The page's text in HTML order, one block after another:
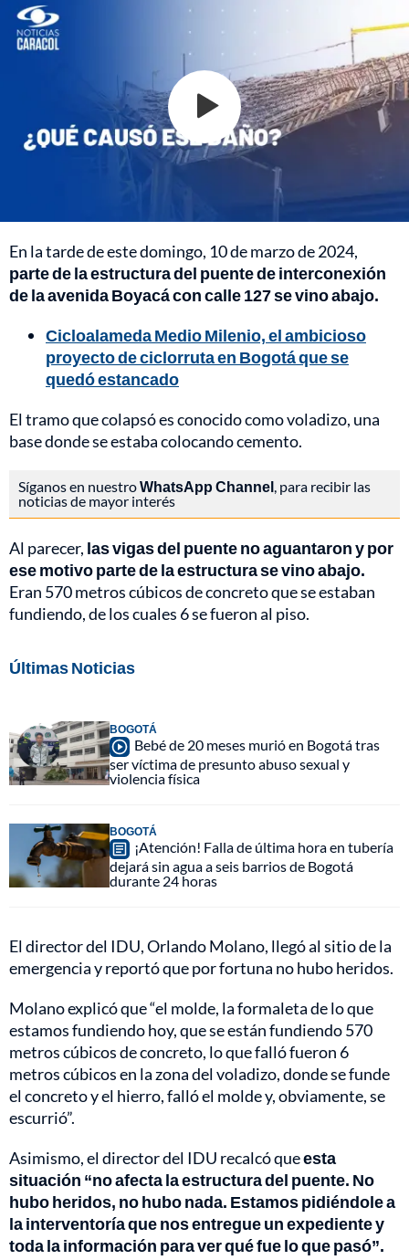
En la tarde de este domingo, 10 de marzo de 2024,
parte de la estructura del puente de interconexión
de la avenida Boyacá con calle 127 se vino abajo.
Cicloalameda Medio Milenio, el ambicioso
proyecto de ciclorruta en Bogotá que se
quedó estancado
El tramo que colapsó es conocido como voladizo, una
base donde se estaba colocando cemento.
Síganos en nuestroWhatsApp Channel , para recibir las
noticias de mayor interés
Al parecer, las vigas del puente no aguantaron y por
ese motivo parte de la estructura se vino abajo.
Eran 570 metros cúbicos de concreto que se estaban
fundiendo, de los cuales 6 se fueron al piso.
Últimas Noticias
BOGOTÁ
Bebé de 20 meses murió en Bogotá tras
ser víctima de presunto abuso sexual y
violencia física
BOGOTÁ
¡Atención! Falla de última hora en tubería
dejará sin agua a seis barrios de Bogotá
durante 24 horas
El director del IDU, Orlando Molano, llegó al sitio de la
emergencia y reportó que por fortuna no hubo heridos.
Molano explicó que “el molde, la formaleta de lo que
estamos fundiendo hoy, que se están fundiendo 570
metros cúbicos de concreto, lo que falló fueron 6
metros cúbicos en la zona del voladizo, donde se funde
el concreto y el hierro, falló el molde y, obviamente, se
escurrió”.
Asimismo, el director del IDU recalcó queesta
situación “no afecta la estructura del puente. No
hubo heridos, no hubo nada. Estamos pidiéndole a
la interventoría que nos entregue un expediente y
toda la información para ver qué fue lo que pasó”.